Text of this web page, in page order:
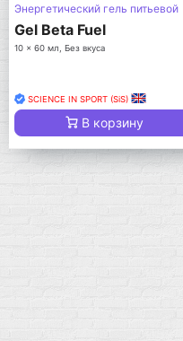
Энергетический гель питьевой
Gel Beta Fuel
10 x 60 мл, Без вкуса
SCIENCE IN SPORT (SiS)
В корзину